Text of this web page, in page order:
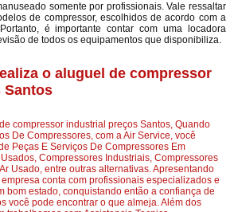
somente por profissionais. Vale ressaltar
de compressor, escolhidos de acordo com a
é importante contar com uma locadora
de todos os equipamentos que disponibiliza.
o aluguel de compressor
Santos
compressor industrial preços Santos, Quando
De Compressores, com a Air Service, você
Peças E Serviços De Compressores Em
Compressores Industriais, Compressores
Usado, entre outras alternativas. Apresentando
conta com profissionais especializados e
bom estado, conquistando então a confiança de
você pode encontrar o que almeja. Além dos